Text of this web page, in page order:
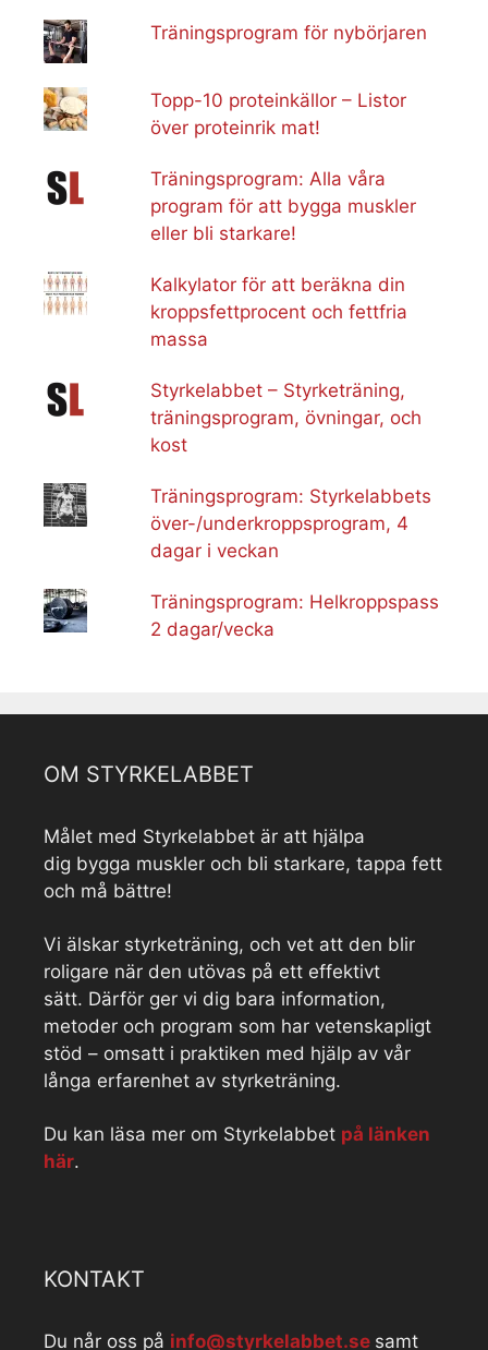
Träningsprogram för nybörjaren
Topp-10 proteinkällor – Listor
över proteinrik mat!
Träningsprogram: Alla våra
program för att bygga muskler
eller bli starkare!
Kalkylator för att beräkna din
kroppsfettprocent och fettfria
massa
Styrkelabbet – Styrketräning,
träningsprogram, övningar, och
kost
Träningsprogram: Styrkelabbets
över-/underkroppsprogram, 4
dagar i veckan
Träningsprogram: Helkroppspass
2 dagar/vecka
OM STYRKELABBET
Målet med Styrkelabbet är att hjälpa
dig bygga muskler och bli starkare, tappa fett
och må bättre!
Vi älskar styrketräning, och vet att den blir
roligare när den utövas på ett effektivt
sätt. Därför ger vi dig bara information,
metoder och program som har vetenskapligt
stöd – omsatt i praktiken med hjälp av vår
långa erfarenhet av styrketräning.
Du kan läsa mer om Styrkelabbet på länken
här.
KONTAKT
Du når oss på info@styrkelabbet.se samt